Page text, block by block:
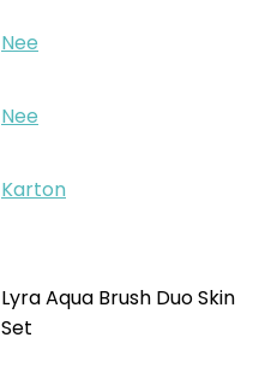
‎Nee
‎Nee
‎Karton
‎Lyra Aqua Brush Duo Skin
Set